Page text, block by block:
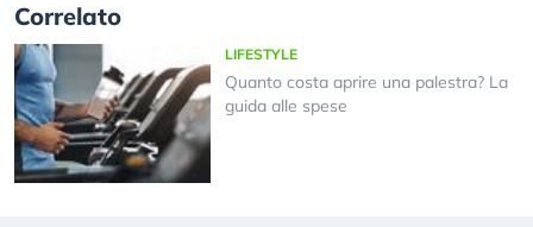
Correlato
LIFESTYLE
Quanto costa aprire una palestra? La
guida alle spese